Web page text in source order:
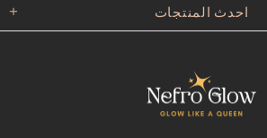
احدث المنتجات